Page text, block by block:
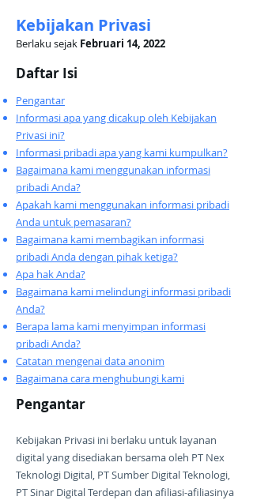
Kebijakan Privasi
Berlaku sejak Februari 14, 2022
Daftar Isi
Pengantar
Informasi apa yang dicakup oleh Kebijakan
Privasi ini?
Informasi pribadi apa yang kami kumpulkan?
Bagaimana kami menggunakan informasi
pribadi Anda?
Apakah kami menggunakan informasi pribadi
Anda untuk pemasaran?
Bagaimana kami membagikan informasi
pribadi Anda dengan pihak ketiga?
Apa hak Anda?
Bagaimana kami melindungi informasi pribadi
Anda?
Berapa lama kami menyimpan informasi
pribadi Anda?
Catatan mengenai data anonim
Bagaimana cara menghubungi kami
Pengantar
Kebijakan Privasi ini berlaku untuk layanan
digital yang disediakan bersama oleh PT Nex
Teknologi Digital, PT Sumber Digital Teknologi,
PT Sinar Digital Terdepan dan afiliasi-afiliasinya